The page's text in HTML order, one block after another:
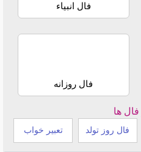
فال انبیاء
فال روزانه
ها
فال روز تولد تعبیر خواب